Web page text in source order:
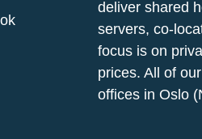
deliver shared
servers, co-
focus is on
prices. All of
offices in Oslo